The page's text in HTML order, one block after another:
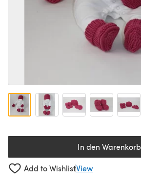
In den Warenkorb
Add to WishlistView